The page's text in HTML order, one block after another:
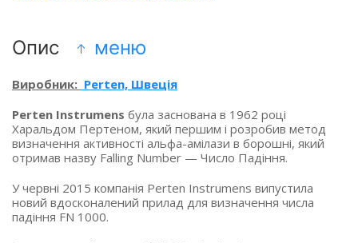
Опис меню
Виробник: Perten, Швеція
Perten Instrumens була заснована в 1962 році
Харальдом Пертеном, який першим і розробив метод
визначення активності альфа-амілази в борошні, який
отримав назву Falling Number — Число Падіння.
У червні 2015 компанія Perten Instrumens випустила
новий вдосконалений прилад для визначення числа
падіння FN 1000.